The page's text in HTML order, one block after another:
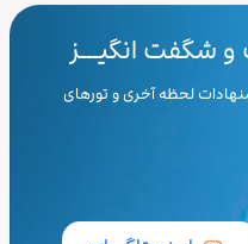
شگفت انگیـــز
لحظه آخری و تورهای